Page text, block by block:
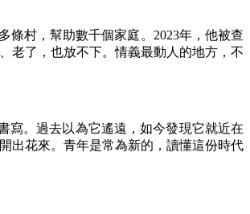
村，幫助數千個家庭。2023年，他被查
老了，也放不下。情義最動人的地方，不
。過去以為它遙遠，如今發現它就近在
出花來。青年是常為新的，讀懂這份時代